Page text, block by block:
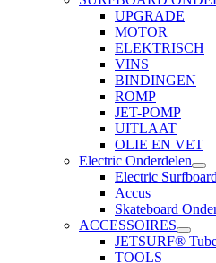
UPGRADE
MOTOR
ELEKTRISCH
VINS
BINDINGEN
ROMP
JET-POMP
UITLAAT
OLIE EN VET
Electric Onderdelen
Electric
Accus
Skateboard
ACCESSOIRES
JETSURF®
TOOLS